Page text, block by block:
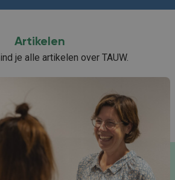
Artikelen
je alle artikelen over TAUW.